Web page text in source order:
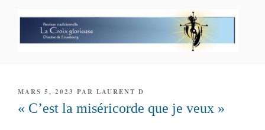
PUBLIÉ
MARS 5, 2023 PAR LAURENT D
« C’est la miséricorde que je veux »